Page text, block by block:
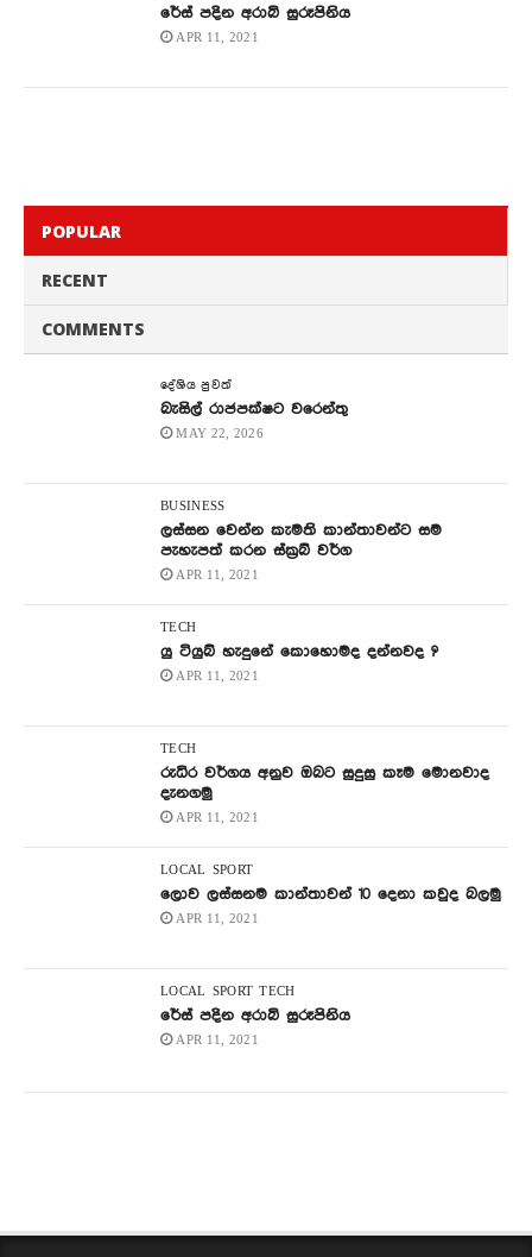
රේස් පදින අරාබි සුරූපිනිය
APR 11, 2021
POPULAR
RECENT
COMMENTS
දේශිය පුවත්
බැසිල් රාජපක්ෂට වරෙන්තු
MAY 22, 2026
BUSINESS
ලස්සන වෙන්න කැමති කාන්තාවන්ට සම
පැහැපත් කරන ස්ක්‍රබ් වර්ග
APR 11, 2021
TECH
යු ටියුබ් හැදුනේ කොහොමද දන්නවද ?
APR 11, 2021
TECH
රුධිර වර්ගය අනුව ඔබට සුදුසු කෑම මොනවාද
දැනගමු
APR 11, 2021
LOCAL SPORT
ලොව ලස්සනම කාන්තාවන් 10 දෙනා කවුද බලමු
APR 11, 2021
LOCAL SPORT TECH
රේස් පදින අරාබි සුරූපිනිය
APR 11, 2021